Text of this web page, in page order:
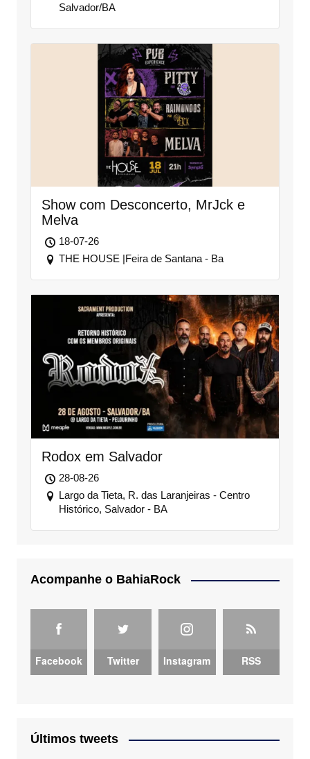
Salvador/BA
Show com Desconcerto, MrJck e
Melva
18-07-26
THE HOUSE |Feira de Santana - Ba
Rodox em Salvador
28-08-26
Largo da Tieta, R. das Laranjeiras - Centro
Histórico, Salvador - BA
Acompanhe o BahiaRock
Facebook Twitter Instagram RSS
Últimos tweets